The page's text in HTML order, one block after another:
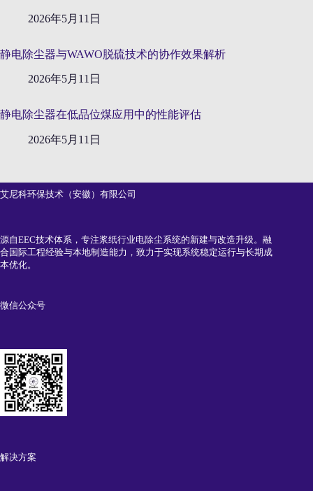
2026年5月11日
静电除尘器与WAWO脱硫技术的协作效果解析
2026年5月11日
静电除尘器在低品位煤应用中的性能评估
2026年5月11日
艾尼科环保技术（安徽）有限公司
源自EEC技术体系，专注浆纸行业电除尘系统的新建与改造升级。融
合国际工程经验与本地制造能力，致力于实现系统稳定运行与长期成
本优化。
微信公众号
解决方案